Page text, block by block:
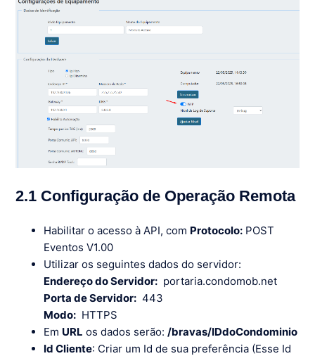
2.1 Configuração de Operação Remota
Habilitar o acesso à API, com Protocolo: POST
Eventos V1.00
Utilizar os seguintes dados do servidor:
Endereço do Servidor: portaria.condomob.net
Porta de Servidor: 443
Modo: HTTPS
Em URL os dados serão: /bravas/IDdoCondominio
Id Cliente: Criar um Id de sua preferência (Esse Id